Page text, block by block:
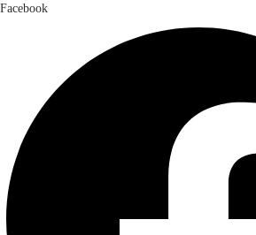
Facebook